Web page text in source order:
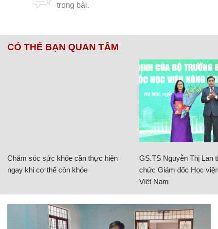
CÓ THỂ BẠN QUAN TÂM
Chăm sóc sức khỏe cần thực hiện
ngay khi cơ thể còn khỏe
GS.TS Nguyễn Thị Lan
chức Giám đốc Học
Việt Nam